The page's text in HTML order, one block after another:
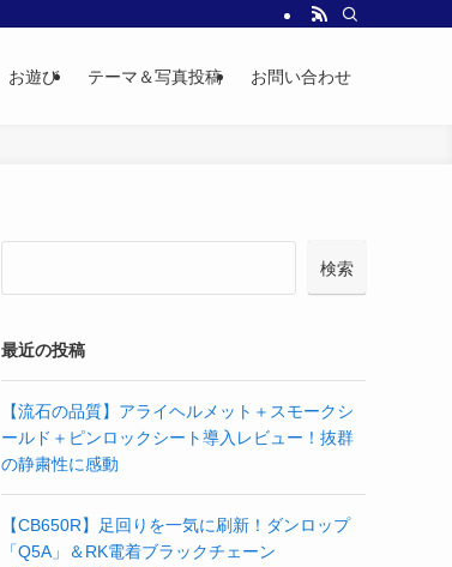
お遊び テーマ＆写真投稿 お問い合わせ
検索
最近の投稿
【流石の品質】アライヘルメット＋スモークシ
ールド＋ピンロックシート導入レビュー！抜群
の静粛性に感動
【CB650R】足回りを一気に刷新！ダンロップ
「Q5A」＆RK電着ブラックチェーン